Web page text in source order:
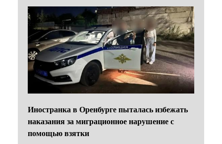
Иностранка в Оренбурге пыталась избежать
наказания за миграционное нарушение с
помощью взятки